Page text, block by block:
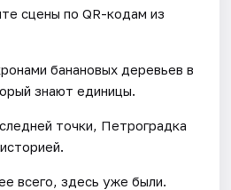
сцены по QR-кодам из
банановых деревьев в
знают единицы.
точки, Петроградка
всего, здесь уже были.